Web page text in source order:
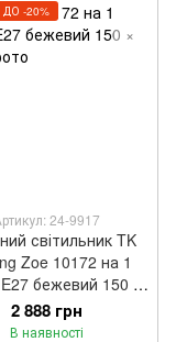
-20%
24-9917
світильник TK
Zoe 10172 на 1
бежевий 150 ×
17 см
2 888 грн
В наявності